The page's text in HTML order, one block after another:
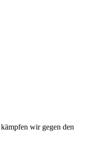
wir gegen den